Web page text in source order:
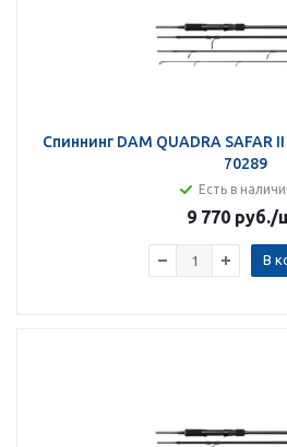
Спиннинг DAM QUADRA SAFAR
70289
Есть в
9 770 руб./
В